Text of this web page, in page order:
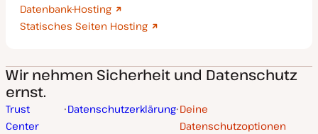
Datenbank-Hosting
Statisches Seiten Hosting
Wir nehmen Sicherheit und Datenschutz
ernst.
Trust
Center
Datenschutzerklärung Deine
Datenschutzoptionen